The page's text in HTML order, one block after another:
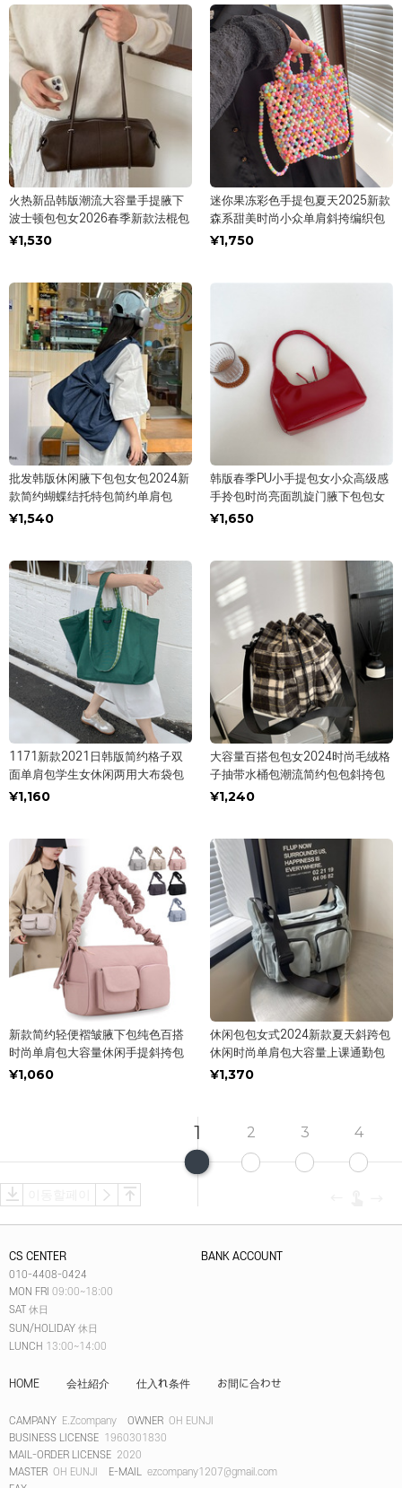
火热新品韩版潮流大容量手提腋下
波士顿包包女2026春季新款法棍包
¥1,530
迷你果冻彩色手提包夏天2025新款
森系甜美时尚小众单肩斜挎编织包
¥1,750
批发韩版休闲腋下包包女包2024新
款简约蝴蝶结托特包简约单肩包
¥1,540
韩版春季PU小手提包女小众高级感
手拎包时尚亮面凯旋门腋下包包女
¥1,650
1171新款2021日韩版简约格子双
面单肩包学生女休闲两用大布袋包
¥1,160
大容量百搭包包女2024时尚毛绒格
子抽带水桶包潮流简约包包斜挎包
¥1,240
新款简约轻便褶皱腋下包纯色百搭
时尚单肩包大容量休闲手提斜挎包
¥1,060
休闲包包女式2024新款夏天斜跨包
休闲时尚单肩包大容量上课通勤包
¥1,370
1 2 3 4
CS CENTER
010-4408-0424
MON FRI 09:00~18:00
SAT 休日
SUN/HOLIDAY 休日
LUNCH 13:00~14:00
BANK ACCOUNT
HOME 会社紹介 仕入れ条件 お間に合わせ
CAMPANY E.Zcompany OWNER OH EUNJI
BUSINESS LICENSE 1960301830
MAIL-ORDER LICENSE 2020
MASTER OH EUNJI E-MAIL ezcompany1207@gmail.com